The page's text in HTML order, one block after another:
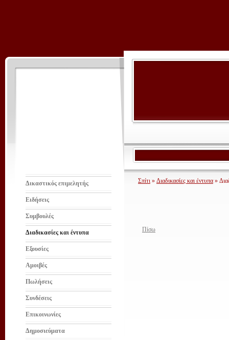
Δικαστικός επιμελητής
Ειδήσεις
Συμβουλές
Διαδικασίες και έντυπα
Εξουσίες
Αμοιβές
Πωλήσεις
Συνδέσεις
Επικοινωνίες
Δημοσιεύματα
Σπίτι » Διαδικασίες και έντυπα »
Πίσω